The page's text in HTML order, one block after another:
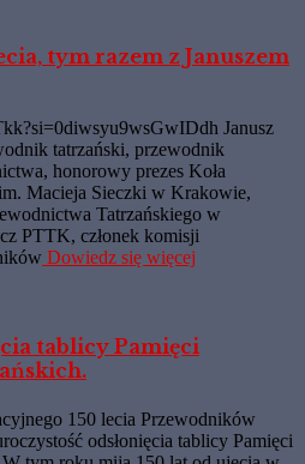
tym razem z Januszem
Janusz
tatrzański, przewodnik
honorowy prezes Koła
Macieja Sieczki w Krakowie,
Tatrzańskiego w
PTTK, członek komisji
Dowiedz się więcej
tablicy Pamięci
150 lecia Przewodników
odsłonięcia tablicy Pamięci